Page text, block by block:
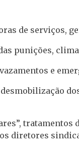
de serviços,
punições,
e
diretores